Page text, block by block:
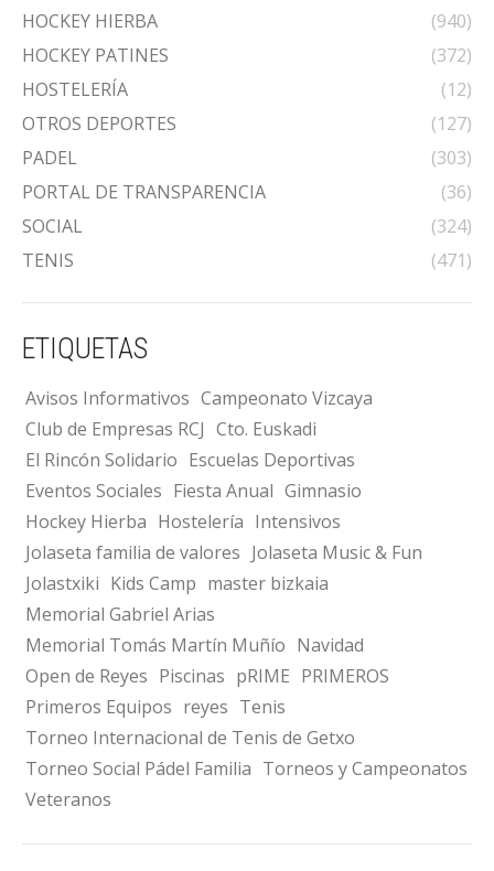
HOCKEY HIERBA
(940)
HOCKEY PATINES
(372)
HOSTELERÍA
(12)
OTROS DEPORTES
(127)
PADEL
(303)
PORTAL DE TRANSPARENCIA
(36)
SOCIAL
(324)
TENIS
(471)
ETIQUETAS
Avisos Informativos Campeonato Vizcaya
Club de Empresas RCJ Cto. Euskadi
El Rincón Solidario Escuelas Deportivas
Eventos Sociales Fiesta Anual Gimnasio
Hockey Hierba Hostelería Intensivos
Jolaseta familia de valores Jolaseta Music & Fun
Jolastxiki Kids Camp master bizkaia
Memorial Gabriel Arias
Memorial Tomás Martín Muñío Navidad
Open de Reyes Piscinas pRIME PRIMEROS
Primeros Equipos reyes Tenis
Torneo Internacional de Tenis de Getxo
Torneo Social Pádel Familia Torneos y Campeonatos
Veteranos